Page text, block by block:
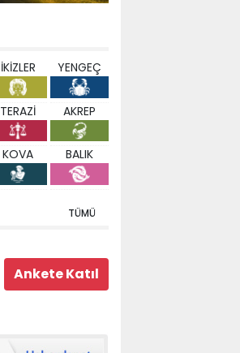
İKİZLER YENGEÇ
TERAZİ AKREP
KOVA BALIK
TÜMÜ